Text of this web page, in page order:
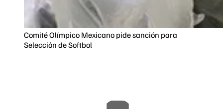
Comité Olímpico Mexicano pide sanción para
Selección de Softbol